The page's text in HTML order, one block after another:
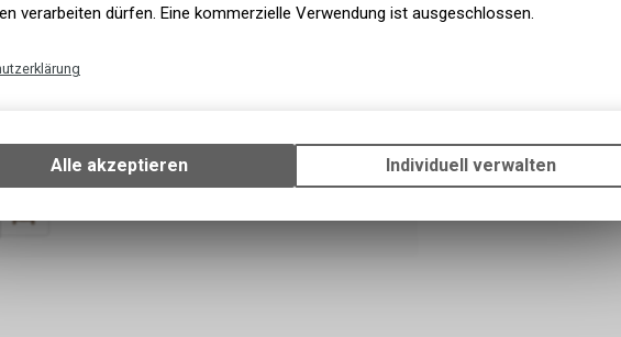
verarbeiten dürfen. Eine kommerzielle Verwendung ist ausgeschlossen.
Ihrem Gerät, um die grundlegenden Funktionen unseres Online-Angebots, wie die
Verwendung des Warenkorbs, zu ermöglichen. Bitte beachten Sie, dass die
zulassen.
Alle akzeptieren Individuell verwalten